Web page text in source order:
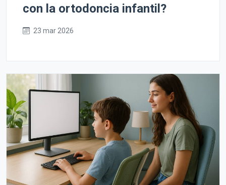
con la ortodoncia infantil?
23 mar 2026